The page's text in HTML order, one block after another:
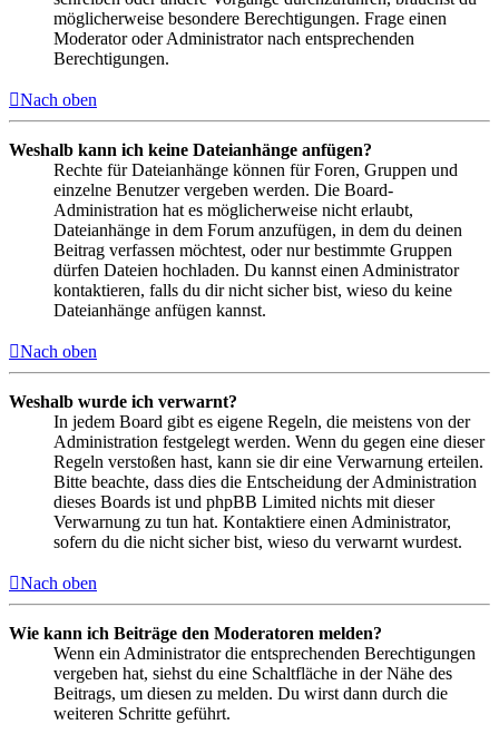
möglicherweise besondere Berechtigungen. Frage einen
Moderator oder Administrator nach entsprechenden
Berechtigungen.
Nach oben
Weshalb kann ich keine Dateianhänge anfügen?
Rechte für Dateianhänge können für Foren, Gruppen und
einzelne Benutzer vergeben werden. Die Board-
Administration hat es möglicherweise nicht erlaubt,
Dateianhänge in dem Forum anzufügen, in dem du deinen
Beitrag verfassen möchtest, oder nur bestimmte Gruppen
dürfen Dateien hochladen. Du kannst einen Administrator
kontaktieren, falls du dir nicht sicher bist, wieso du keine
Dateianhänge anfügen kannst.
Nach oben
Weshalb wurde ich verwarnt?
In jedem Board gibt es eigene Regeln, die meistens von der
Administration festgelegt werden. Wenn du gegen eine dieser
Regeln verstoßen hast, kann sie dir eine Verwarnung erteilen.
Bitte beachte, dass dies die Entscheidung der Administration
dieses Boards ist und phpBB Limited nichts mit dieser
Verwarnung zu tun hat. Kontaktiere einen Administrator,
sofern du die nicht sicher bist, wieso du verwarnt wurdest.
Nach oben
Wie kann ich Beiträge den Moderatoren melden?
Wenn ein Administrator die entsprechenden Berechtigungen
vergeben hat, siehst du eine Schaltfläche in der Nähe des
Beitrags, um diesen zu melden. Du wirst dann durch die
weiteren Schritte geführt.